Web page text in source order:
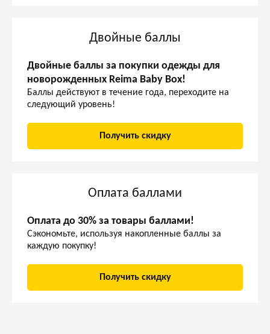
Двойные баллы
Двойные баллы за покупки одежды для
новорожденных Reima Baby Box!
Баллы действуют в течение года, переходите на
следующий уровень!
Получить скидку
Оплата баллами
Оплата до 30% за товары баллами!
Сэкономьте, используя накопленные баллы за
каждую покупку!
Получить скидку